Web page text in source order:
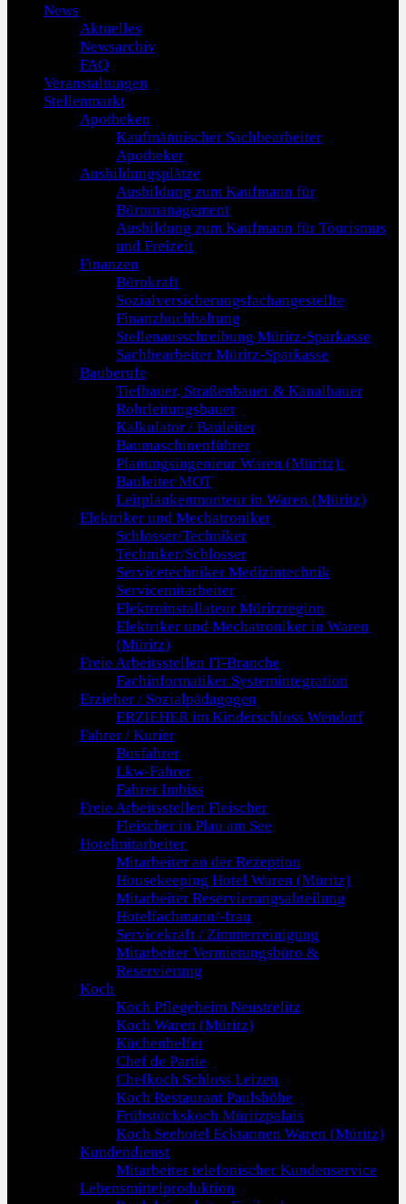
News
Aktuelles
Newsarchiv
FAQ
Veranstaltungen
Stellenmarkt
Apotheken
Kaufmännischer Sachbearbeiter
Apotheker
Ausbildungsplätze
Ausbildung zum Kaufmann für
Büromanagement
Ausbildung zum Kaufmann für Tourismus
und Freizeit
Finanzen
Bürokraft
Sozialversicherungsfachangestellte
Finanzbuchhaltung
Stellenausschreibung Müritz-Sparkasse
Sachbearbeiter Müritz-Sparkasse
Bauberufe
Tiefbauer, Straßenbauer & Kanalbauer
Rohrleitungsbauer
Kalkulator / Bauleiter
Baumaschinenführer
Planungsingenieur Waren (Müritz):
Bauleiter MOT
Leitplankenmonteur in Waren (Müritz)
Elektriker und Mechatroniker
Schlosser/Techniker
Techniker/Schlosser
Servicetechniker Medizintechnik
Servicemitarbeiter
Elektroinstallateur Müritzregion
Elektriker und Mechatroniker in Waren
(Müritz)
Freie Arbeitsstellen IT-Branche
Fachinformatiker Systemintegration
Erzieher / Sozialpädagogen
ERZIEHER im Kinderschloss Wendorf
Fahrer / Kurier
Busfahrer
Lkw-Fahrer
Fahrer Imbiss
Freie Arbeitsstellen Fleischer
Fleischer in Plau am See
Hotelmitarbeiter
Mitarbeiter an der Rezeption
Housekeeping Hotel Waren (Müritz)
Mitarbeiter Reservierungsabteilung
Hotelfachmann/-frau
Servicekraft / Zimmerreinigung
Mitarbeiter Vermietungsbüro &
Reservierung
Koch
Koch Pflegeheim Neustrelitz
Koch Waren (Müritz)
Küchenhelfer
Chef de Partie
Chefkoch Schloss Leizen
Koch Restaurant Paulshöhe
Frühstückskoch Müritzpalais
Koch Seehotel Ecktannen Waren (Müritz)
Kundendienst
Mitarbeiter telefonischer Kundenservice
Lebensmittelproduktion